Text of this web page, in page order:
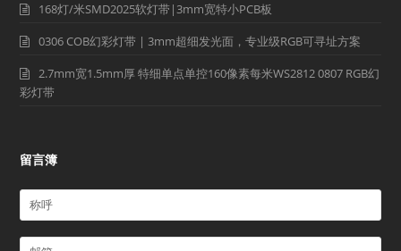
168灯/米SMD2025软灯带|3mm宽特小PCB板
0306 COB幻彩灯带 | 3mm超细发光面，专业级RGB可寻址方案
2.7mm宽1.5mm厚 特细单点单控160像素每米WS2812 0807 RGB幻
彩灯带
留言簿